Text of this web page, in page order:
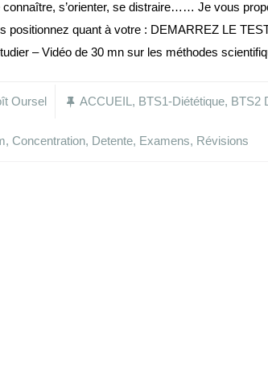
connaître, s’orienter, se distraire…… Je vous
positionnez quant à votre : DEMARREZ LE
– Vidéo de 30 mn sur les méthodes
Oursel ACCUEIL , BTS1-Diététique, BTS2
, Concentration, Detente, Examens, Révisions